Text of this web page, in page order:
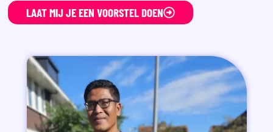
LAAT MIJ JE EEN VOORSTEL DOEN